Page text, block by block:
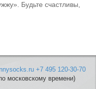
Будьте счастливы,
+7 495 120-30-70
московскому времени)